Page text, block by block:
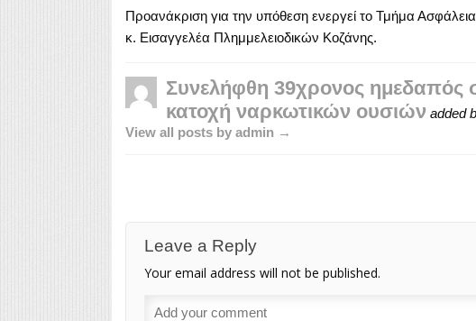
Προανάκριση για την υπόθεση ενεργεί το Τμήμα
κ. Εισαγγελέα Πλημμελειοδικών Κοζάνης.
Συνελήφθη 39χρονος ημεδαπός
κατοχή ναρκωτικών ουσιών added
View all posts by admin →
Leave a Reply
Your email address will not be published.